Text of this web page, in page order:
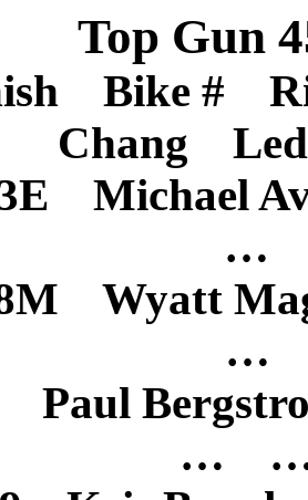
Top Gun
Bike #
Chang
Michael
…
Wyatt
…
… …